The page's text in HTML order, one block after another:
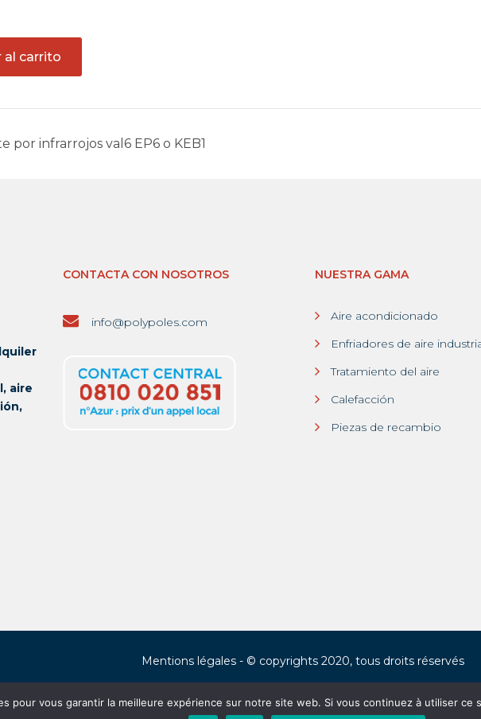
al carrito
por infrarrojos val6 EP6 o KEB1
aire
CONTACTA CON NOSOTROS
info@polypoles.com
NUESTRA GAMA
Aire acondicionado
Enfriadores de aire
Tratamiento del aire
Calefacción
Piezas de recambio
Mentions légales - © copyrights 2020, tous droits réservés
Français (Francés) English(Inglés)
pour vous garantir la meilleure expérience sur notre site web. Si vous continuez à utiliser